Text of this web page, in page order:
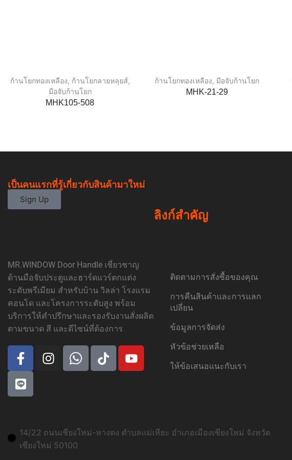
ก้านโยกทองเหลือง, ก้านโยกลายหลุยส์,
มือจับก้านโยก
MHK105-508
ก้านโยกทองเหลือง, มือจับก้านโยก
MHK-21-29
เป็นคนแรกที่รู้เกี่ยวกับสินค้ามาใหม่
Sign Up
MR.WINDOW Door Handle เชี่ยวชาญ
ด้านมือจับประตูและฮาร์ดแวร์ตกแต่ง
ระดับพรีเมียม สำหรับบ้าน วิลล่า โรงแรม
คอนโด และโครงการระดับสูง พร้อม
บริการให้คำปรึกษาและรองรับงานสั่งผลิต
ตามขนาด สี และดีไซน์ที่ต้องการ
ลิงก์สำคัญ
ติดตามการสั่งซื้อของคุณ
การคืนสินค้าและการแลก
เปลี่ยน
ข้อมูลการจัดส่ง
หัวข้อช่วยเหลือ
ให้ข้อเสนอแนะกับเรา
14/22 ถนนเชียงใหม่-หางดง ตำบลแม่เหียะ อำเภอเมืองเชียงใหม่ จังหวัด
เชียงใหม่ 50100